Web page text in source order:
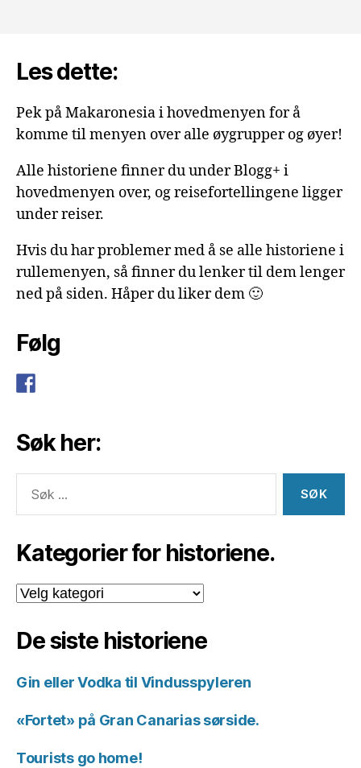
Les dette:
Pek på Makaronesia i hovedmenyen for å
komme til menyen over alle øygrupper og øyer!
Alle historiene finner du under Blogg+ i
hovedmenyen over, og reisefortellingene ligger
under reiser.
Hvis du har problemer med å se alle historiene i
rullemenyen, så finner du lenker til dem lenger
ned på siden. Håper du liker dem 🙂
Følg
Søk her:
etter:
Kategorier for historiene.
Kategorier
for
De siste historiene
Gin eller Vodka til Vindusspyleren
«Fortet» på Gran Canarias sørside.
Tourists go home!